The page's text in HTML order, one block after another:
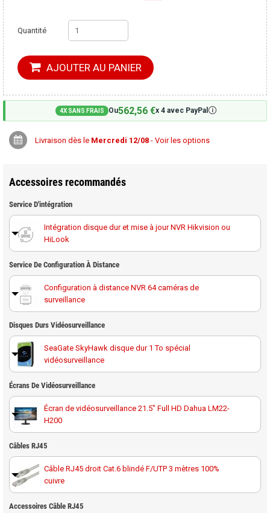
Quantité
AJOUTER AU PANIER
4X SANS FRAIS Ou562,56 €x 4 avec PayPal🛈
Livraison dès le Mercredi 12/08 - Voir les options
Accessoires recommandés
Service D'intégration
Intégration disque dur et mise à jour NVR Hikvision ou
HiLook
Service De Configuration À Distance
Configuration à distance NVR 64 caméras de
surveillance
Disques Durs Vidéosurveillance
SeaGate SkyHawk disque dur 1 To spécial
vidéosurveillance
Disque dur 1 To spécial vidéosurveillance Western
Digital Purple
SeaGate SkyHawk disque dur 2 To spécial
vidéosurveillance
Disque dur 2 To spécial vidéosurveillance Western
Digital Purple
SeaGate SkyHawk disque dur 4 To spécial
vidéosurveillance
Écrans De Vidéosurveillance
Écran de vidéosurveillance 21.5" Full HD Dahua LM22-
H200
Écran de vidéosurveillance 32" full HD Hikvision DS-
D5032QE
Câbles RJ45
Câble RJ45 droit Cat.6 blindé F/UTP 3 mètres 100%
cuivre
Câble RJ45 droit Cat.6 blindé F/UTP 10 mètres 100%
Accessoires Câble RJ45